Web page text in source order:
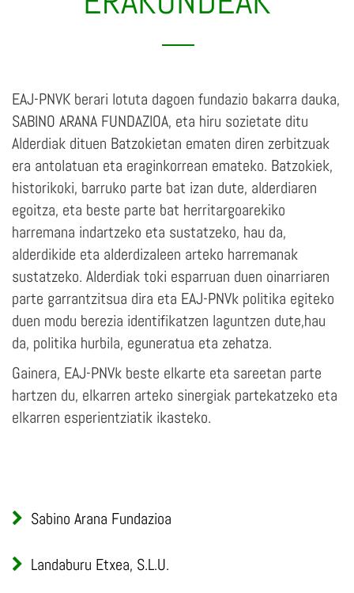
EAJ-PNVK berari lotuta dagoen fundazio bakarra dauka,
SABINO ARANA FUNDAZIOA, eta hiru sozietate ditu
Alderdiak dituen Batzokietan ematen diren zerbitzuak
era antolatuan eta eraginkorrean emateko. Batzokiek,
historikoki, barruko parte bat izan dute, alderdiaren
egoitza, eta beste parte bat herritargoarekiko
harremana indartzeko eta sustatzeko, hau da,
alderdikide eta alderdizaleen arteko harremanak
sustatzeko. Alderdiak toki esparruan duen oinarriaren
parte garrantzitsua dira eta EAJ-PNVk politika egiteko
duen modu berezia identifikatzen laguntzen dute,hau
da, politika hurbila, eguneratua eta zehatza.
Gainera, EAJ-PNVk beste elkarte eta sareetan parte
hartzen du, elkarren arteko sinergiak partekatzeko eta
elkarren esperientziatik ikasteko.
Sabino Arana Fundazioa
Landaburu Etxea, S.L.U.